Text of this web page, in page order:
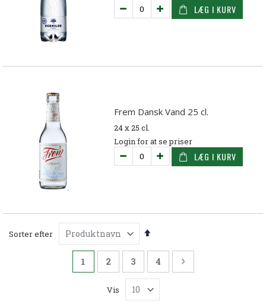
LÆG I KURV
Frem Dansk Vand 25 cl.
24 x 25 cl.
Login for at se priser
LÆG I KURV
Sorter efter
Faldende
Du læser i øjeblikket side
1 Side
2 Side
3 Side
4 Side
Videre
Vis